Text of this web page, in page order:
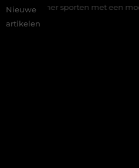
Nieuwe
artikelen
met een modern EMS apparaat